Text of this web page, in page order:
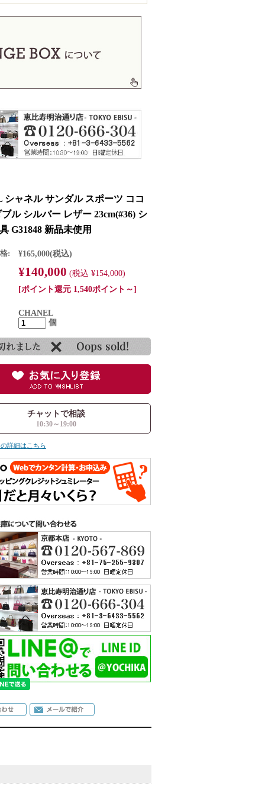
シャネル サンダル スポーツ ココ
ル シルバー レザー 23cm(#36) シ
G31848 新品未使用
: ¥165,000(税込)
¥140,000 (税込 ¥154,000)
[ポイント還元 1,540ポイント～]
CHANEL
個
チャットで相談
10:30～19:00
詳細はこちら